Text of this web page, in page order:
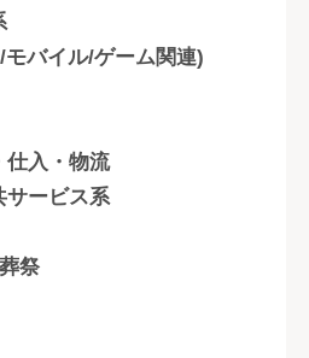
バイル/ゲーム関連)
仕入・物流
サービス系
祭